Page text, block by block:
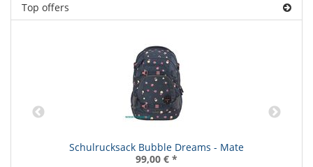
Top offers
Schulrucksack Bubble Dreams - Mate
99,00 € *